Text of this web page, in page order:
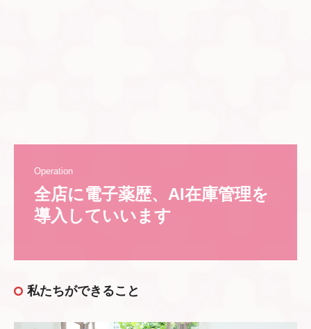
Operation
全店に電子薬歴、AI在庫管理を
導入していいます
私たちができること